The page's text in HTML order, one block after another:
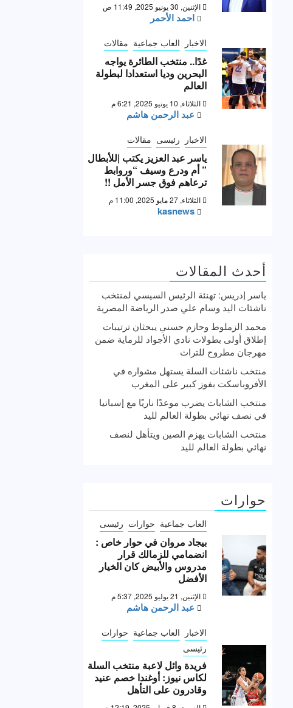
الإثنين, 30 يونيو 2025, 11:49 ص
احمد الأحمر
الاخبار العاب جماعية مقالات
غدًا.. منتخب الطائرة يواجه
البحرين وديا استعدادا لبطولة
العالم
الثلاثاء, 10 يونيو 2025, 6:21 م
عبد الرحمن هاشم
الاخبار رئيسى مقالات
ياسر عبد العزيز يكتب |للأبطال
” أم ودرع وسيف “وروابط
ترعاهم فوق جسر الأمل !!
الثلاثاء, 27 مايو 2025, 11:00 م
kasnews
أحدث المقالات
ياسر إدريس: تهنئة الرئيس السيسي لمنتخب
ناشئات اليد وسام علي صدر الرياضة المصرية
محمد الزملوط وحازم حسني يبحثان ترتيبات
إطلاق أولى بطولات نادي الأجواد للرماية ضمن
مهرجان مطروح للتراث
منتخب ناشئات السلة يستهل مشواره في
الأفروباسكت بفوز كبير على المغرب
منتخب الشابات يضرب موعدًا ناريًا مع إسبانيا
في نصف نهائي بطولة العالم لليد
منتخب الشابات يهزم الصين ويتأهل لنصف
نهائي بطولة العالم لليد
حوارات
العاب جماعية حوارات رئيسى
بيجاد مروان في حوار خاص :
انضمامي للزمالك قرار
مدروس والأبيض كان الخيار
الأفضل
الإثنين, 21 يوليو 2025, 5:37 م
عبد الرحمن هاشم
الاخبار العاب جماعية حوارات
رئيسى
فريدة وائل لاعبة منتخب السلة
لكاس نيوز: أوغندا خصم عنيد
وقادرون على التأهل